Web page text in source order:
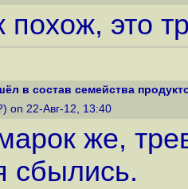
это
в состав семейства
on 22-Авг-12, 13:40
же,
сбылись.